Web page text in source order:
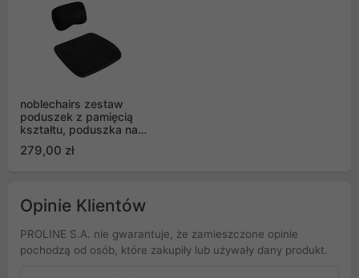
noblechairs zestaw
poduszek z pamięcią
kształtu, poduszka na
siedzisko i zagłówek
279,00 zł
Opinie Klientów
PROLINE S.A. nie gwarantuje, że zamieszczone opinie
pochodzą od osób, które zakupiły lub używały dany produkt.